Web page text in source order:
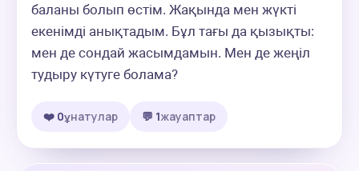
баланы болып өстім. Жақында мен жүкті
екенімді анықтадым. Бұл тағы да қызықты:
мен де сондай жасымдамын. Мен де жеңіл
тудыру күтуге болама?
❤️ 0ұнатулар 💬 1жауаптар